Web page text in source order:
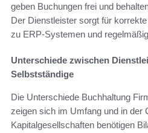
geben Buchungen frei und
Der Dienstleister sorgt für
zu ERP-Systemen und
Unterschiede zwischen
Selbstständige
Die Unterschiede Buchhaltung
zeigen sich im Umfang und in der
Kapitalgesellschaften benötigen